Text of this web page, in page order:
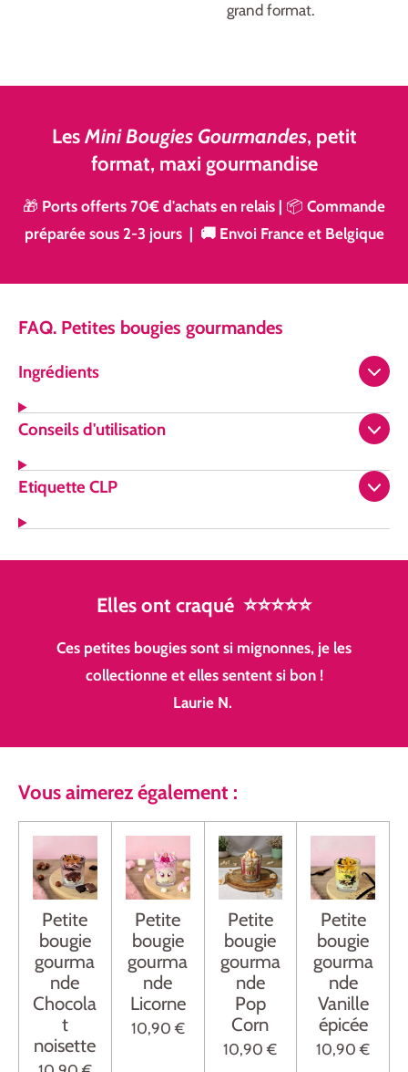
grand format.
Les Mini Bougies Gourmandes, petit
format, maxi gourmandise
🎁 Ports offerts 70€ d'achats en relais | 📦 Commande
préparée sous 2-3 jours | 🚚 Envoi France et Belgique
FAQ. Petites bougies gourmandes
Ingrédients
Conseils d'utilisation
Etiquette CLP
Ellesont craqué ⭐⭐⭐⭐⭐
Ces petites bougies sont si mignonnes, je les
collectionne et elles sentent si bon !
Laurie N.
Vous aimerez également :
Petite
bougie
gourma
nde
Chocola
t
noisette
Petite
bougie
gourma
nde
Licorne
10,90 €
Petite
bougie
gourma
nde
Pop
Corn
10,90 €
Petite
bougie
gourma
nde
Vanille
épicée
10,90 €